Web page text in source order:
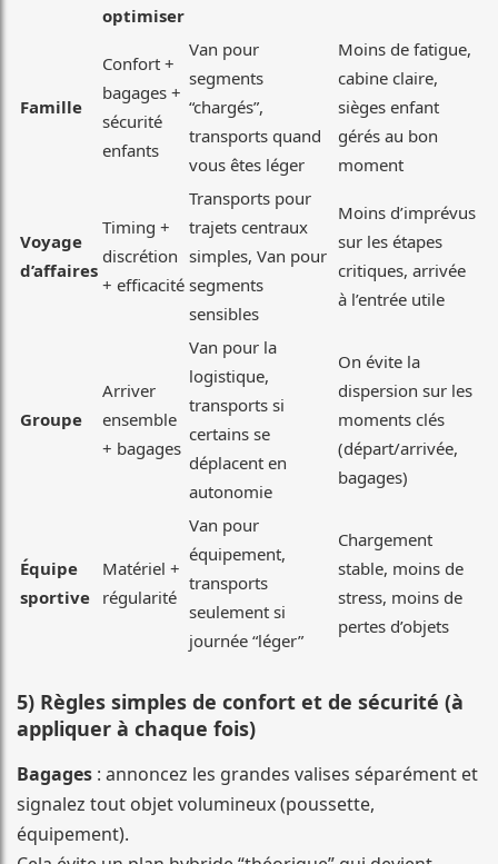
optimiser
Famille
Confort +
bagages +
sécurité
enfants
Van pour
segments
“chargés”,
transports quand
vous êtes léger
Moins de fatigue,
cabine claire,
sièges enfant
gérés au bon
moment
Voyage
d’affaires
Timing +
discrétion
+ efficacité
Transports pour
trajets centraux
simples, Van pour
segments
sensibles
Moins d’imprévus
sur les étapes
critiques, arrivée
à l’entrée utile
Groupe
Arriver
ensemble
+ bagages
Van pour la
logistique,
transports si
certains se
déplacent en
autonomie
On évite la
dispersion sur les
moments clés
(départ/arrivée,
bagages)
Équipe
sportive
Matériel +
régularité
Van pour
équipement,
transports
seulement si
journée “léger”
Chargement
stable, moins de
stress, moins de
pertes d’objets
5) Règles simples de confort et de sécurité (à
appliquer à chaque fois)
Bagages : annoncez les grandes valises séparément et
signalez tout objet volumineux (poussette,
équipement).